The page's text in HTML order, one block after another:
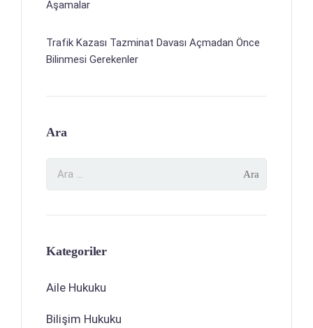
Aşamalar
Trafik Kazası Tazminat Davası Açmadan Önce
Bilinmesi Gerekenler
Ara
Kategoriler
Aile Hukuku
Bilişim Hukuku